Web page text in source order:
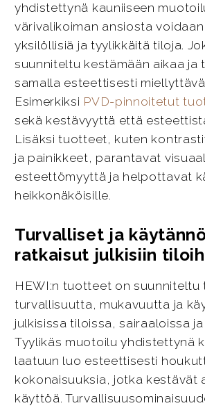
yhdistettynä kauniiseen
värivalikoiman ansiosta
yksilöllisiä ja tyylikkäitä tiloja.
suunniteltu kestämään aikaa ja
samalla esteettisesti
Esimerkiksi PVD-pinnoitetut
sekä kestävyyttä että
Lisäksi tuotteet, kuten
ja painikkeet, parantavat
esteettömyyttä ja helpottavat
heikkonäköisille.
Turvalliset ja
ratkaisut julkisiin
HEWI:n tuotteet on suunniteltu
turvallisuutta, mukavuutta ja
julkisissa tiloissa, sairaaloissa
Tyylikäs muotoilu yhdistettynä
laatuun luo esteettisesti
kokonaisuuksia, jotka kestävät
käyttöä.